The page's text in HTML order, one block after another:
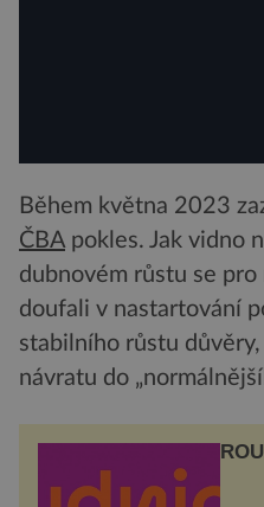
Během května 2023
ČBApokles. Jak vidno
dubnovém růstu se
doufali v nastartování
stabilního růstu
návratu do